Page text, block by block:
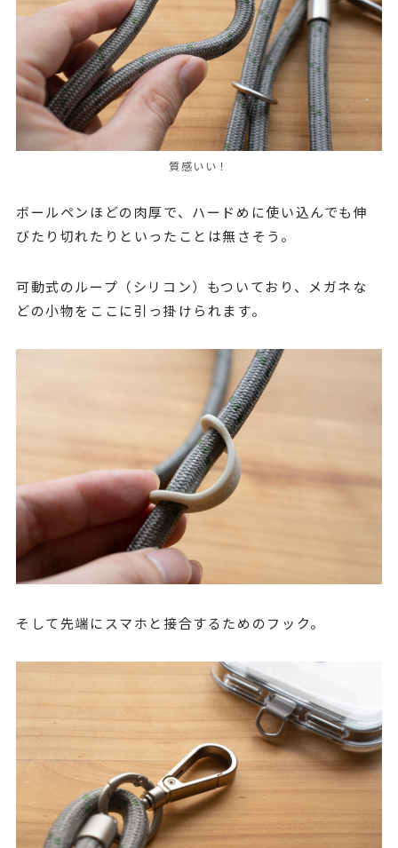
質感いい！
ボールペンほどの肉厚で、ハードめに使い込んでも伸
びたり切れたりといったことは無さそう。
可動式のループ（シリコン）もついており、メガネな
どの小物をここに引っ掛けられます。
そして先端にスマホと接合するためのフック。